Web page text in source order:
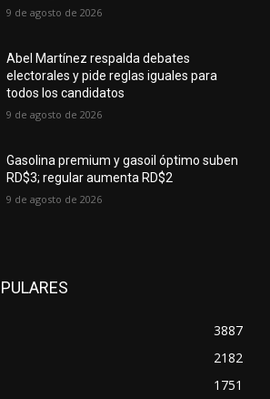
9 de agosto de 2026
Abel Martínez respalda debates
electorales y pide reglas iguales para
todos los candidatos
9 de agosto de 2026
Gasolina premium y gasoil óptimo suben
RD$3; regular aumenta RD$2
9 de agosto de 2026
3887
2182
1751